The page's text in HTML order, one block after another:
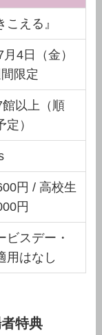
こえる』
4日（金）
限定
以上（順
）
円 / 高校生
円
ビスデー・
用はなし
特典